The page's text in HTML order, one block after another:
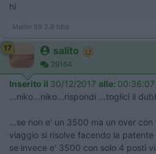
hi
Marlin 59 2.8 tdid
17 salito
29164
Inserito il 30/12/2017 alle: 00:36:07
...niko...niko...rispondi ...toglici il
...se non e' un 3500 ma un over
viaggio si risolve facendo la patente
se invece e' 3500 con solo 4 posti